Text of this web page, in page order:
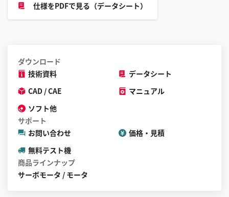
仕様をPDFで見る（データシート）
ダウンロード
技術資料
データシート
CAD / CAE
マニュアル
ソフト他
サポート
お問い合わせ
価格・見積
無料テスト機
商品ラインナップ
サーボモータ / モータ